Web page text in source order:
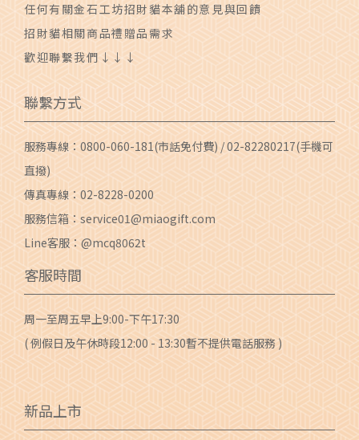
任何有關金石工坊招財貓本舖的意見與回饋
招財貓相關商品禮贈品需求
歡迎聯繫我們↓↓↓
聯繫方式
服務專線： 0800-060-181(市話免付費) /02-82280217(手機可
直撥)
傳真專線：02-8228-0200
服務信箱：service01@miaogift.com
Line客服：@mcq8062t
客服時間
周一至周五早上9:00-下午17:30
( 例假日及午休時段12:00 - 13:30暫不提供電話服務 )
新品上市